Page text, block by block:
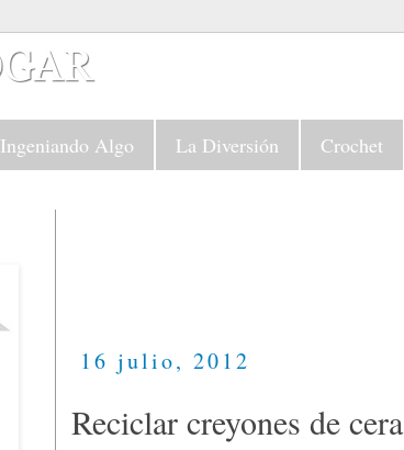
Ingeniando Algo La Diversión Crochet
16 julio, 2012
Reciclar creyones de cera